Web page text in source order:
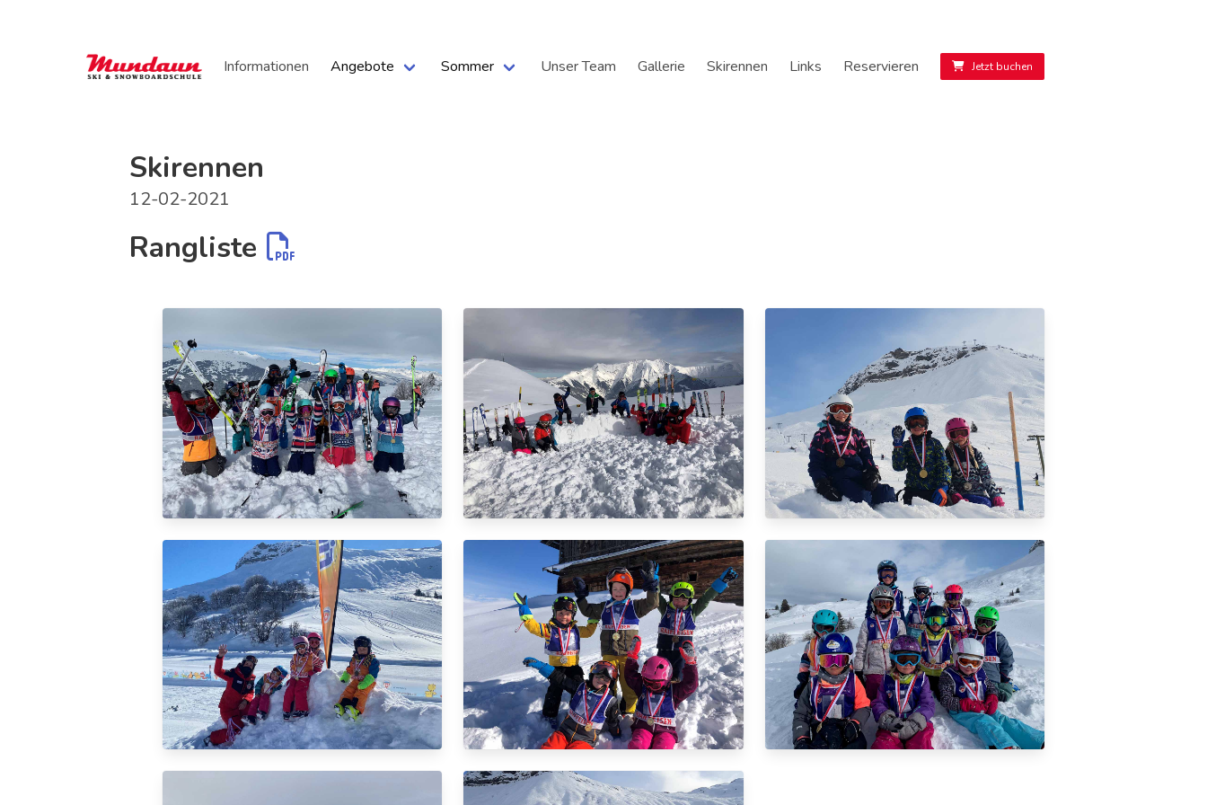
Informationen Angebote Sommer Unser Team Gallerie Skirennen Links Reservieren Jetzt buchen
Skirennen
12-02-2021
Rangliste